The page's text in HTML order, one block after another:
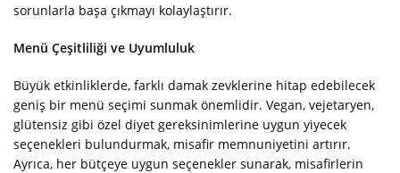
sorunlarla başa çıkmayı kolaylaştırır.
Menü Çeşitliliği ve Uyumluluk
Büyük etkinliklerde, farklı damak zevklerine hitap edebilecek
geniş bir menü seçimi sunmak önemlidir. Vegan, vejetaryen,
glütensiz gibi özel diyet gereksinimlerine uygun yiyecek
seçenekleri bulundurmak, misafir memnuniyetini artırır.
Ayrıca, her bütçeye uygun seçenekler sunarak, misafirlerin